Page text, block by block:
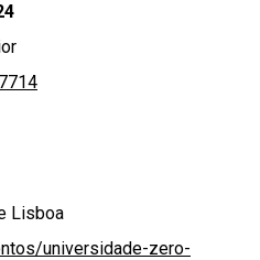
Lisboa
universidade-zero-